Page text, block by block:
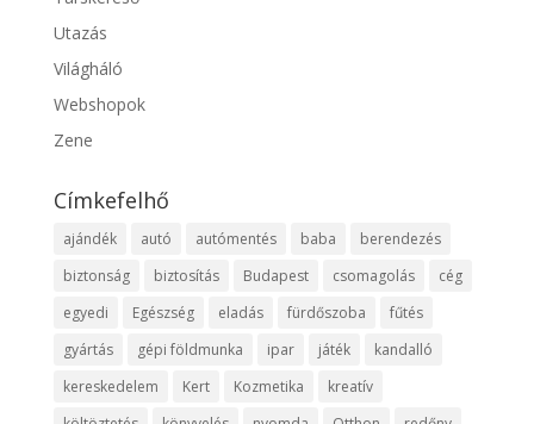
Utazás
Világháló
Webshopok
Zene
Címkefelhő
ajándék autó autómentés baba
berendezés
biztonság
biztosítás Budapest csomagolás
cég
egyedi
Egészség eladás fürdőszoba
fűtés
gyártás
gépi földmunka ipar játék
kandalló
kereskedelem
Kert Kozmetika
kreatív